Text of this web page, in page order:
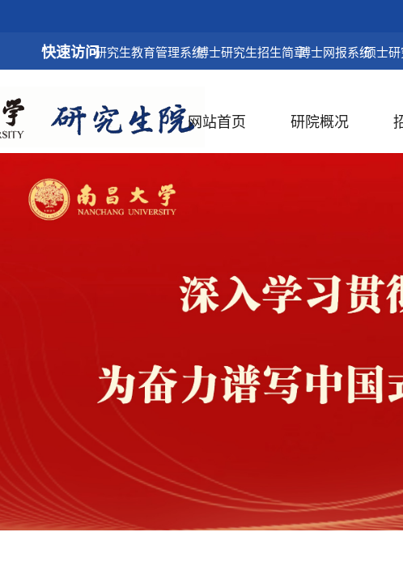
快速访问研究生教育管理系统博士研究生招生简章博士网报系统硕士研
网站首页 研院概况